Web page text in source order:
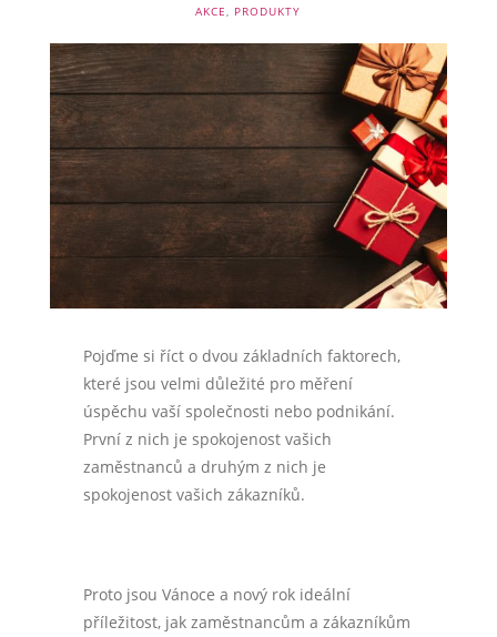
AKCE, PRODUKTY
Pojďme si říct o dvou základních faktorech,
které jsou velmi důležité pro měření
úspěchu vaší společnosti nebo podnikání.
První z nich je spokojenost vašich
zaměstnanců a druhým z nich je
spokojenost vašich zákazníků.
Proto jsou Vánoce a nový rok ideální
příležitost, jak zaměstnancům a zákazníkům